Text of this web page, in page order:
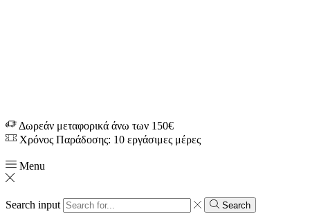
Δωρεάν μεταφορικά άνω των 150€
Χρόνος Παράδοσης: 10 εργάσιμες μέρες
Menu
Search input Search